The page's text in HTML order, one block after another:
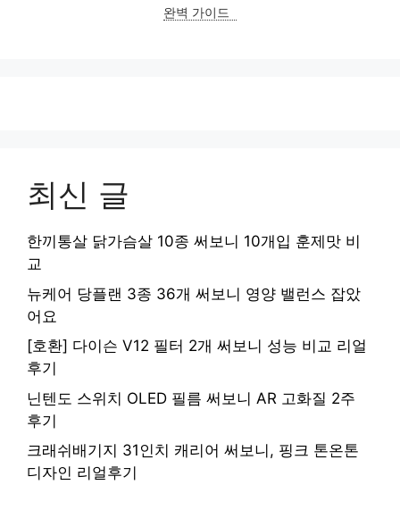
완벽 가이드
최신 글
한끼통살 닭가슴살 10종 써보니 10개입 훈제맛 비
교
뉴케어 당플랜 3종 36개 써보니 영양 밸런스 잡았
어요
[호환] 다이슨 V12 필터 2개 써보니 성능 비교 리얼
후기
닌텐도 스위치 OLED 필름 써보니 AR 고화질 2주
후기
크래쉬배기지 31인치 캐리어 써보니, 핑크 톤온톤
디자인 리얼후기